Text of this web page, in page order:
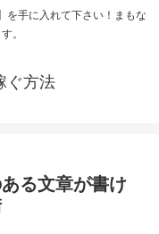
を手に入れて下さい！まもな
。
ぐ方法
る文章が書け